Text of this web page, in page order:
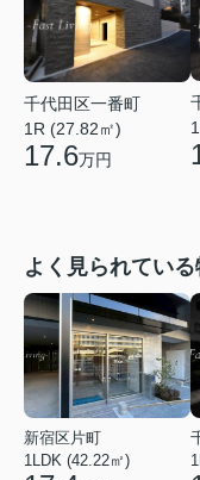
千代田区一番町
1R (27.82㎡)
17.6万円
よく見られてい
新宿区片町
1LDK (42.22㎡)